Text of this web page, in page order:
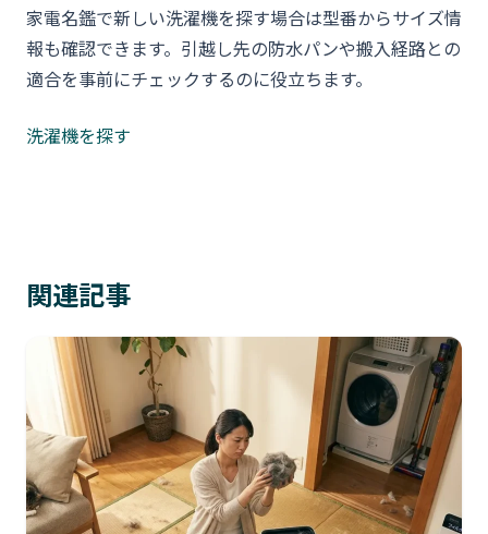
家電名鑑で新しい洗濯機を探す場合は型番からサイズ情
報も確認できます。引越し先の防水パンや搬入経路との
適合を事前にチェックするのに役立ちます。
洗濯機を探す
関連記事